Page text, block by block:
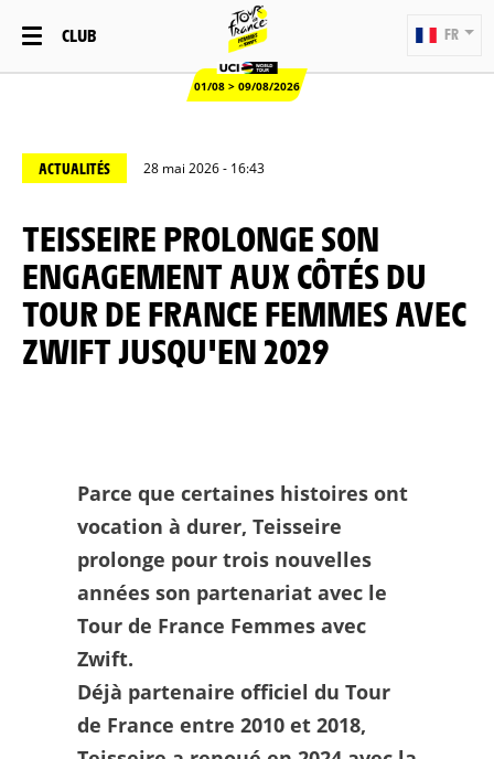
CLUB
01/08 > 09/08/2026
FR
ACTUALITÉS 28 mai 2026 - 16:43
TEISSEIRE PROLONGE SON
ENGAGEMENT AUX CÔTÉS DU
TOUR DE FRANCE FEMMES AVEC
ZWIFT JUSQU'EN 2029
Parce que certaines histoires ont
vocation à durer, Teisseire
prolonge pour trois nouvelles
années son partenariat avec le
Tour de France Femmes avec
Zwift.
Déjà partenaire officiel du Tour
de France entre 2010 et 2018,